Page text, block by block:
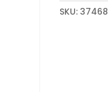
SKU:37468